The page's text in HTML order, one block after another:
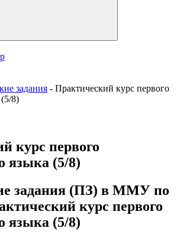
задания - Практический курс первого
8)
курс первого
языка (5/8)
задания (ПЗ) в ММУ по
курс первого
языка (5/8)